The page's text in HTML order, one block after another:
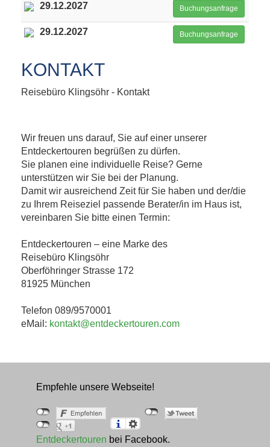
29.12.2027 Buchungsanfrage
29.12.2027 Buchungsanfrage
KONTAKT
Reisebüro Klingsöhr - Kontakt
Wir freuen uns darauf, Sie auf einer unserer
Entdeckertouren begrüßen zu dürfen.
Sie planen eine individuelle Reise? Gerne
unterstützen wir Sie bei der Planung.
Damit wir ausreichend Zeit für Sie haben und der/die
zu Ihrem Reiseziel passende Berater/in im Haus ist,
vereinbaren Sie bitte einen Termin:
Entdeckertouren – eine Marke des
Reisebüro Klingsöhr
Oberföhringer Strasse 172
81925 München
Telefon 089/9570001
eMail: kontakt@entdeckertouren.com
Empfehle unsere Webseite!
Entdeckertouren bei Facebook.